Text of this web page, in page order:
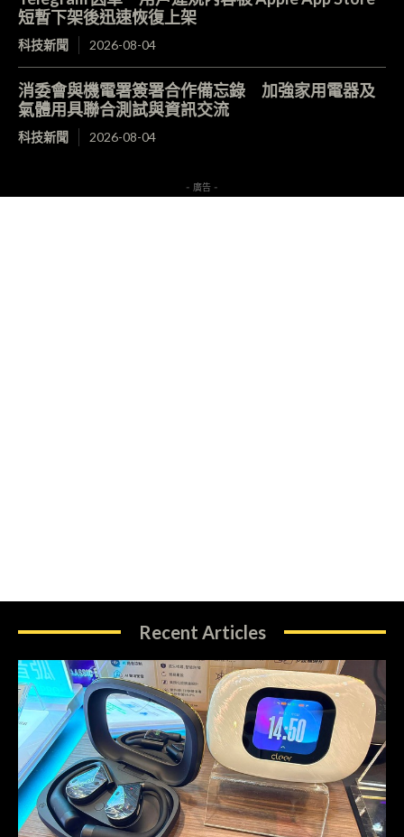
短暫下架後迅速恢復上架
科技新聞 2026-08-04
消委會與機電署簽署合作備忘錄 加強家用電器及
氣體用具聯合測試與資訊交流
科技新聞 2026-08-04
- 廣告 -
Recent Articles